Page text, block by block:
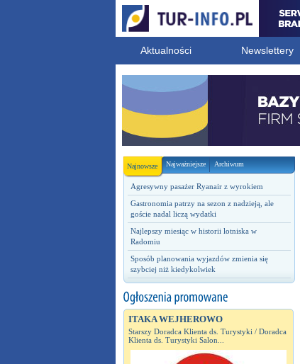
Aktualności Newslettery
Najnowsze Najważniejsze Archiwum
Agresywny pasażer Ryanair z wyrokiem
Gastronomia patrzy na sezon z nadzieją, ale
goście nadal liczą wydatki
Najlepszy miesiąc w historii lotniska w
Radomiu
Sposób planowania wyjazdów zmienia się
szybciej niż kiedykolwiek
ITAKA WEJHEROWO
Starszy Doradca Klienta ds. Turystyki / Doradca
Klienta ds. Turystyki Salon...